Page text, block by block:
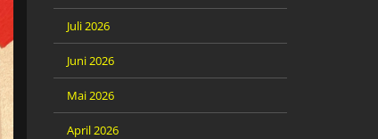
Juli 2026
Juni 2026
Mai 2026
April 2026